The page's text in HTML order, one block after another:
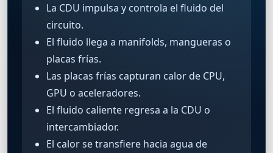
La CDU impulsa y controla el fluido del
circuito.
El fluido llega a manifolds, mangueras o
placas frías.
Las placas frías capturan calor de CPU,
GPU o aceleradores.
El fluido caliente regresa a la CDU o
intercambiador.
El calor se transfiere hacia agua de